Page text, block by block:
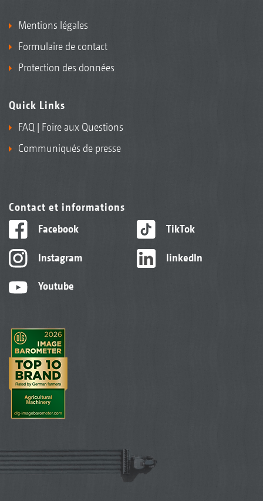
Mentions légales
Formulaire de contact
Protection des données
Quick Links
FAQ | Foire aux Questions
Communiqués de presse
Contact et informations
Facebook
Instagram
Youtube
TikTok
linkedIn